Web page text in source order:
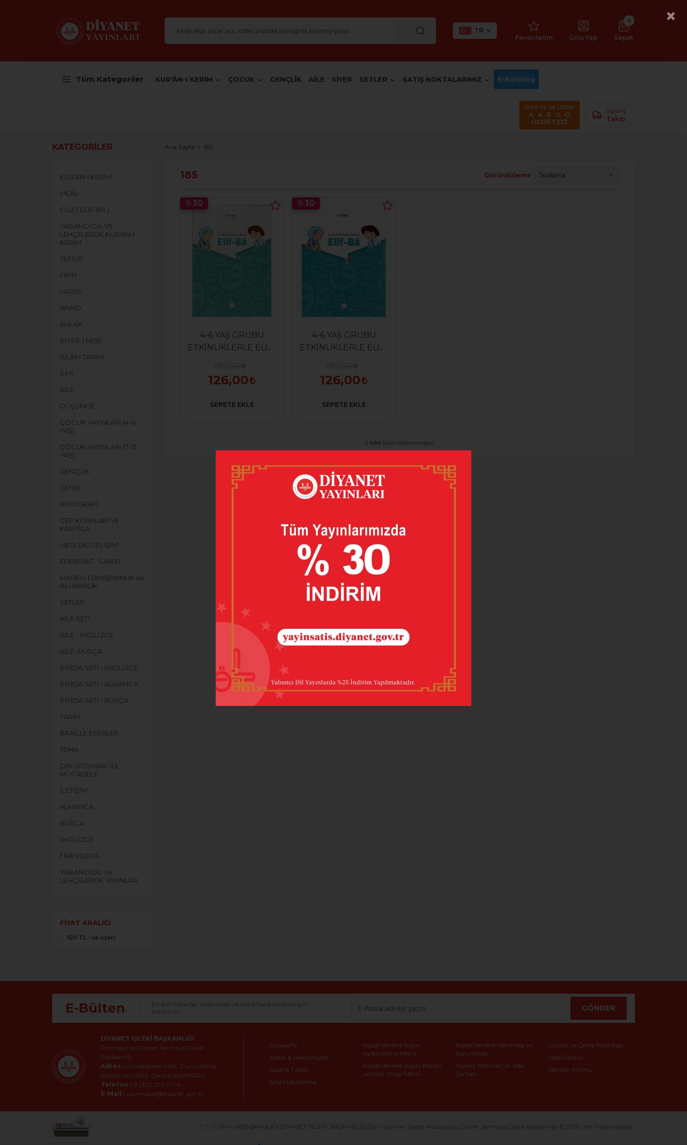
TR
Favorilerim
Giriş Yap
0
Sepet
Tüm Kategoriler KUR'ÂN-I KERİM ÇOCUK GENÇLİK AİLE SİYER SETLER SATIŞ NOKTALARIMIZ E-Katalog
1000 TL VE ÜZERİ
K A R G O
ÜCRETSİZ
Sipariş
Takip
KATEGORILER
KUR'ÂN-I KERİM
MEÂL
CÜZ ( ELİF-BA )
YABANCI DİL VE
LEHÇELERDE KUR'ÂN-I
KERİM
TEFSİR
FIKIH
HADİS
AKAİD
AHLAK
SİYER-İ NEBÎ
İSLÂM TARİHİ
İLMİ
AİLE
DÜŞÜNCE
ÇOCUK YAYINLARI (4-6
YAŞ)
ÇOCUK YAYINLARI (7-15
YAŞ)
GENÇLİK
GENEL
BİYOGRAFİ
CEP KİTAPLARI VE
KARTELA
MESLEKİ GELİŞİM
EDEBİYAT - SANAT
MANEVİ DANIŞMANLIK ve
REHBERLİK
SETLER
AİLE SETİ
AİLE - İNGİLİZCE
AİLE -RUSÇA
İHTİDA SETİ - İNGİLİZCE
İHTİDA SETİ - ALMANCA
İHTİDA SETİ - RUSÇA
TARİH
BRAİLLE ESERLER
TEMA
DİN İSTİSMARI İLE
MÜCADELE
İLETİŞİM
ALMANCA
RUSÇA
İNGİLİZCE
FRANSIZCA
YABANCI DİL ve
LEHÇELERDE YAYINLAR
FIYAT ARALIĞI
100 TL - ve üzeri
Ana Sayfa 185
185 Görüntüleme
4-6 YAŞ GRUBU
ETKİNLİKLERLE ELİF-
126,00
%30
SEPETE EKLE
4-6 YAŞ GRUBU
ETKİNLİKLERLE ELİF-
126,00
%30
SEPETE EKLE
2 adet ürün bulunmuştur.
E-Bülten
En son haberler, bildirimler ve daha fazla tasarım için
kaydolun
GÖNDER
DIYANET İŞLERI BAŞKANLIĞI
Dini Yayınlar Döner Sermaye Daire
Başkanlığı
Adres : Üniversiteler Mah. Dumlupınar
Bulvarı No:147/A Çankaya/ANKARA
Telefon : 0 (312) 295 71 94
E-Mail : yayinsatis@diyanet.gov.tr
Anasayfa
KVKK & Hakkımızda
Sipariş Takibi
Şifre Hatırlatma
Kişisel Verilere İlişkin
Aydınlatma Metni
Kişisel Verilere İlişkin Beyan
ve Rıza Onay Metni
Kişisel Verilere İşlenmesi ve
Korunması
Sipariş Teslimat ve İade
Şartları
Gizlilik ve Çerez Politikası
İade Formu
İletişim Formu
T.C. CUMHURBAŞKANLIĞI DİYANET İŞLERİ BAŞKANLIĞI Dini Yayınlar Genel Müdürlüğü Döner Sermaye Daire Başkanlığı © 2018. Her hakkı saklıdır.
×